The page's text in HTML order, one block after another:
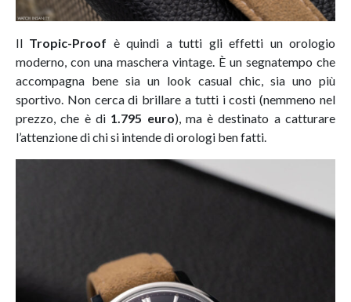
Il Tropic-Proof è quindi a tutti gli effetti un orologio
moderno, con una maschera vintage. È un segnatempo che
accompagna bene sia un look casual chic, sia uno più
sportivo. Non cerca di brillare a tutti i costi (nemmeno nel
prezzo, che è di 1.795 euro), ma è destinato a catturare
l’attenzione di chi si intende di orologi ben fatti.